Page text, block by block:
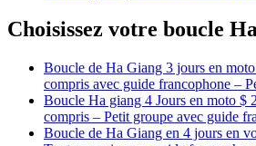
Choisissez votre boucle
Boucle de Ha Giang 3 jours en
compris avec guide francophone –
Boucle Ha giang 4 Jours en moto $
compris – Petit groupe avec guide
Boucle de Ha Giang en 4 jours en